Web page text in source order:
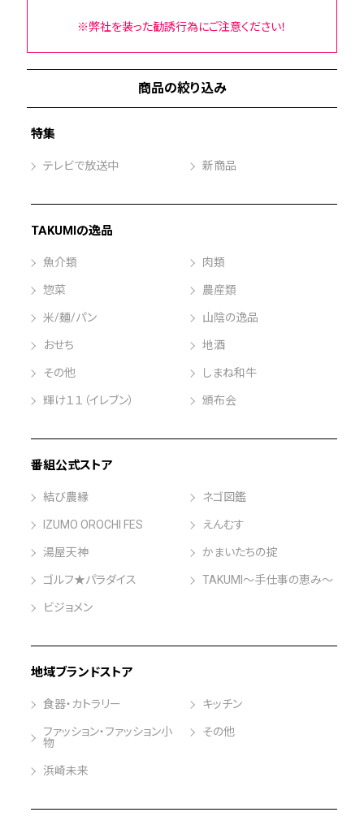
商品の絞り込み
特集
テレビで放送中 新商品
TAKUMIの逸品
魚介類 肉類
惣菜 農産類
米/麺/パン 山陰の逸品
おせち 地酒
その他 しまね和牛
輝け１１（イレブン） 頒布会
番組公式ストア
結び農縁 ネゴ図鑑
IZUMO OROCHI FES えんむす
湯屋天神 かまいたちの掟
ゴルフ★パラダイス TAKUMI～手仕事の恵み～
ビジョメン
地域ブランドストア
食器・カトラリー キッチン
ファッション・ファッション小
物
その他
浜崎未来
※弊社を装った勧誘行為にご注意ください！